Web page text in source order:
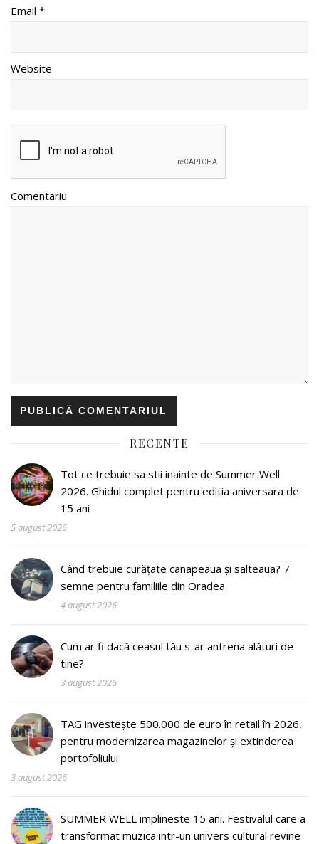
Email *
Website
Comentariu
RECENTE
Tot ce trebuie sa stii inainte de Summer Well
2026. Ghidul complet pentru editia aniversara de
15 ani
5 august 2026
Când trebuie curățate canapeaua și salteaua? 7
semne pentru familiile din Oradea
4 august 2026
Cum ar fi dacă ceasul tău s-ar antrena alături de
tine?
3 august 2026
TAG investește 500.000 de euro în retail în 2026,
pentru modernizarea magazinelor și extinderea
portofoliului
3 august 2026
SUMMER WELL implineste 15 ani. Festivalul care a
transformat muzica intr-un univers cultural revine